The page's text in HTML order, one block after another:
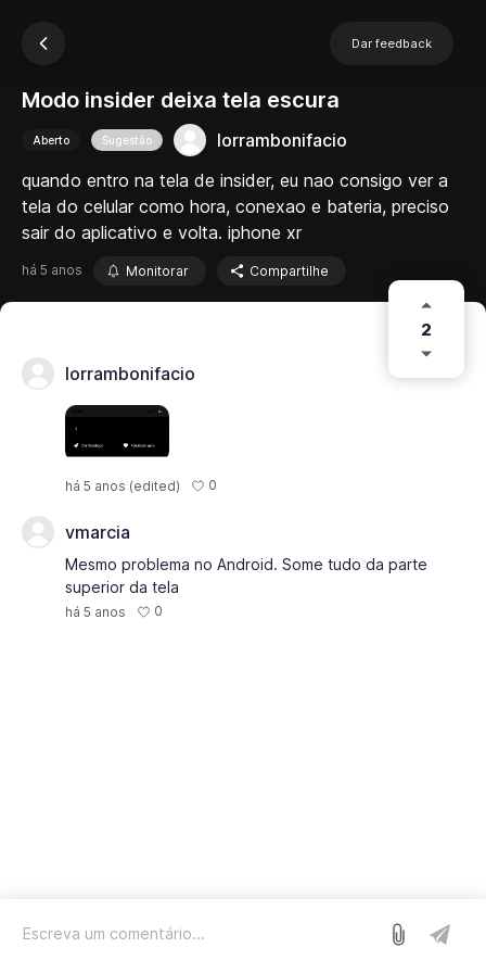
Dar feedback
Modo insider deixa tela escura
Aberto Sugestão
lorrambonifacio
quando entro na tela de insider, eu nao consigo ver a
tela do celular como hora, conexao e bateria, preciso
sair do aplicativo e volta. iphone xr
há 5 anos Monitorar Compartilhe
2
lorrambonifacio
há 5 anos (edited) 0
vmarcia
Mesmo problema no Android. Some tudo da parte
superior da tela
há 5 anos 0
Nós usamos o Sleekplan